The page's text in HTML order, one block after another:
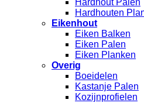
Hardhouten
Eikenhout
Eiken Balken
Eiken Palen
Eiken Planken
Overig
Boeidelen
Kastanje Palen
Kozijnprofielen